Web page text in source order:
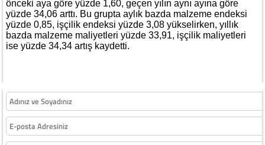
önceki aya göre yüzde 1,60, geçen yılın aynı ayına göre
yüzde 34,06 arttı. Bu grupta aylık bazda malzeme endeksi
yüzde 0,85, işçilik endeksi yüzde 3,08 yükselirken, yıllık
bazda malzeme maliyetleri yüzde 33,91, işçilik maliyetleri
ise yüzde 34,34 artış kaydetti.